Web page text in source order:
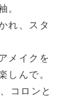
れ、スタ
メイクを
んで。
コロンと